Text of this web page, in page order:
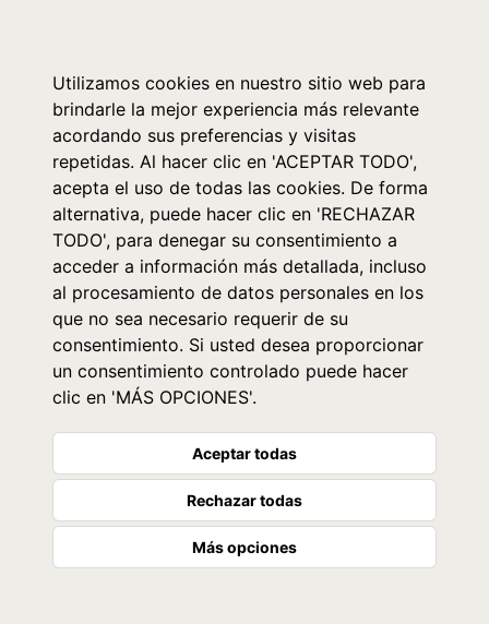
Utilizamos cookies en nuestro sitio web para
brindarle la mejor experiencia más relevante
acordando sus preferencias y visitas
repetidas. Al hacer clic en 'ACEPTAR TODO',
acepta el uso de todas las cookies. De forma
alternativa, puede hacer clic en 'RECHAZAR
TODO', para denegar su consentimiento a
acceder a información más detallada, incluso
al procesamiento de datos personales en los
que no sea necesario requerir de su
consentimiento. Si usted desea proporcionar
un consentimiento controlado puede hacer
clic en 'MÁS OPCIONES'.
Aceptar todas
Rechazar todas
Más opciones